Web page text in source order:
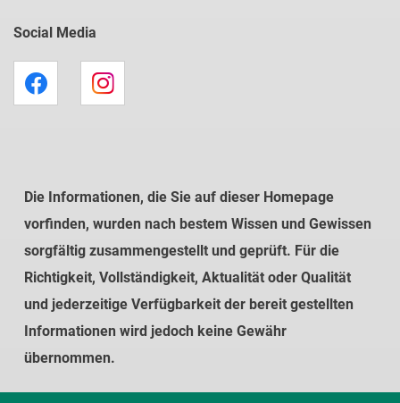
Social Media
Die Informationen, die Sie auf dieser Homepage
vorfinden, wurden nach bestem Wissen und Gewissen
sorgfältig zusammengestellt und geprüft. Für die
Richtigkeit, Vollständigkeit, Aktualität oder Qualität
und jederzeitige Verfügbarkeit der bereit gestellten
Informationen wird jedoch keine Gewähr
übernommen.